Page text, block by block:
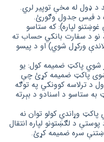
ډول له مخې توپیر لري.
د فیس جدول وګورئ.
لپاره): که ستاسو
نو د سفارت بانکي حساب ته
ورکړل شوي) او د پیسو
پاکټ ضمیمه کول: یو
پاکټ ضمیمه کړئ چې
د ترلاسه کوونکي په توګه
ستاسو د اسنادو د بېرته
وړاندې کولو توان نه
پوستې د لګښتونو لپاره انتقال
سره ضمیمه کړئ.